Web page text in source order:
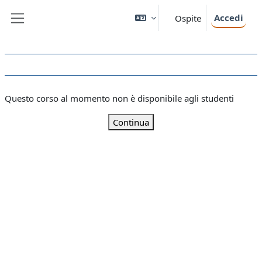
Ospite Accedi
Questo corso al momento non è disponibile agli studenti
Continua